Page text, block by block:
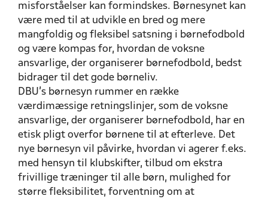
misforståelser kan formindskes. Bør­nesynet kan
være med til at ud­vikle en bred og mere
mangfoldig og fleksibel satsning i børnefodbold
og være kompas for, hvordan de voksne
ansvarlige, der organiserer børnefodbold, bedst
bidrager til det gode børneliv.
DBU’s børnesyn rummer en række
værdimæssige retningslinjer, som de voksne
ansvarlige, der organiserer børnefodbold, har en
etisk pligt overfor børnene til at efterleve. Det
nye børnesyn vil påvirke, hvordan vi agerer f.eks.
med hensyn til klubskifter, tilbud om eks­tra
frivillige træninger til alle børn, mulighed for
større fleksibilitet, forventning om at